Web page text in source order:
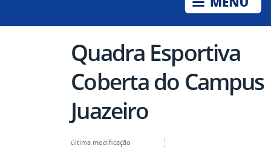
Quadra Esportiva
Coberta do Campus
Juazeiro
última modificação